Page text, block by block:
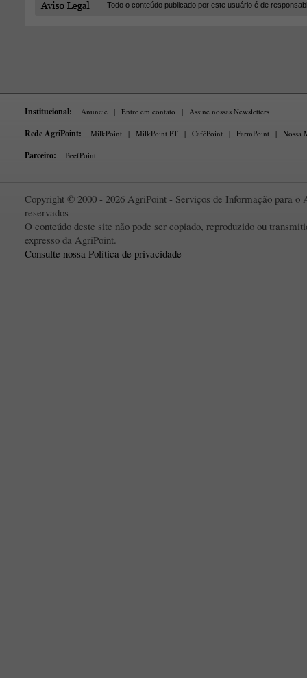
Todo o conteúdo publicado por este usuário é de
Institucional: Anuncie | Entre em contato | Assine nossas Newsletters
Rede AgriPoint: MilkPoint | MilkPoint PT | CaféPoint | FarmPoint | Nossa
Parceiro: BeefPoint
Copyright © 2000 - 2026 AgriPoint - Serviços de Informação para o
reservados
O conteúdo deste site não pode ser copiado, reproduzido ou
expresso da AgriPoint.
Consulte nossa Política de privacidade